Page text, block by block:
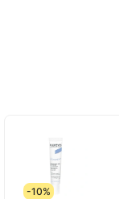
pielii.
ai îmbătrânirii
al tenului.
-10%